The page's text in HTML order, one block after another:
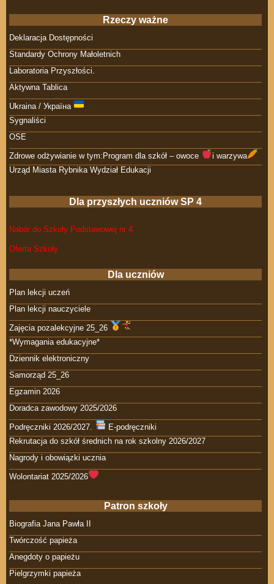
Rzeczy ważne
Deklaracja Dostępności
Standardy Ochrony Małoletnich
Laboratoria Przyszłości.
Aktywna Tablica
Ukraina / Україна
Sygnaliści
OSE
Zdrowe odżywianie w tym:Program dla szkół – owoce
i warzywa
Urząd Miasta Rybnika Wydział Edukacji
Dla przyszłych uczniów SP 4
Nabór do Szkoły Podstawowej nr 4
Oferta Szkoły
Dla uczniów
Plan lekcji uczeń
Plan lekcji nauczyciele
Zajęcia pozalekcyjne 25_26
*Wymagania edukacyjne*
Dziennik elektroniczny
Samorząd 25_26
Egzamin 2026
Doradca zawodowy 2025/2026
Podręczniki 2026/2027.
E-podręczniki
Rekrutacja do szkół średnich na rok szkolny 2026/2027
Nagrody i obowiązki ucznia
Wolontariat 2025/2026
Patron szkoły
Biografia Jana Pawła II
Twórczość papieża
Anegdoty o papieżu
Pielgrzymki papieża